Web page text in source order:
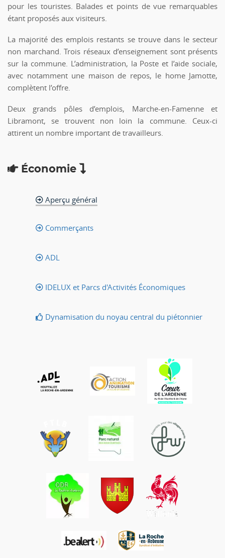
pour les touristes. Balades et points de vue remarquables
étant proposés aux visiteurs.
La majorité des emplois restants se trouve dans le secteur
non marchand. Trois réseaux d’enseignement sont présents
sur la commune. L’administration, la Poste et l’aide sociale,
avec notamment une maison de repos, le home Jamotte,
complètent l’offre.
Deux grands pôles d’emplois, Marche-en-Famenne et
Libramont, se trouvent non loin la commune. Ceux-ci
attirent un nombre important de travailleurs.
Économie
Aperçu général
Commerçants
ADL
IDELUX et Parcs d'Activités Économiques
Dynamisation du noyau central du piétonnier